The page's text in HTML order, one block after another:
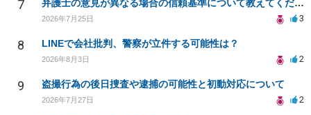
7 弁護士の意見が異なる場合の信頼基準について教えてください
2026年7月25日 3
8 LINEで会社批判、警察が立件する可能性は？
2026年8月3日 2
9 盗撮行為の後日捜査や逮捕の可能性と初動対応について
2026年7月27日 2